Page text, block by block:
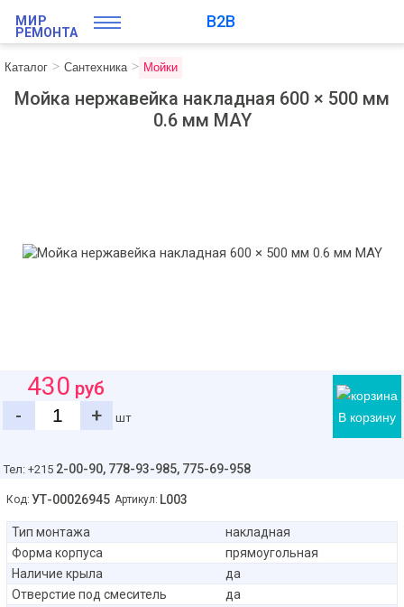
МИР
РЕМОНТА
B2B
Каталог Сантехника Мойки
Мойка нержавейка накладная 600 × 500 мм
0.6 мм MAY
В корзину
430 руб
-
+ шт
Тел: +215 2-00-90, 778-93-985, 775-69-958
Код: УТ-00026945 Артикул: L003
Тип монтажа
накладная
Форма корпуса
прямоугольная
Наличие крыла
да
Отверстие под смеситель
да